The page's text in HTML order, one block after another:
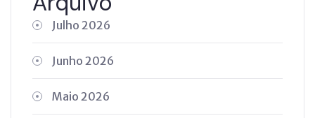
Julho 2026
Junho 2026
Maio 2026